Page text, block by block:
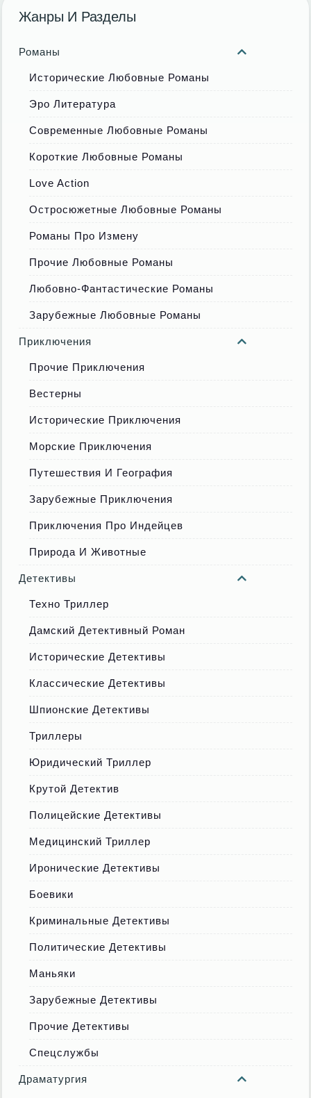
Жанры И Разделы
Романы
Исторические Любовные Романы
Эро Литература
Современные Любовные Романы
Короткие Любовные Романы
Love Action
Остросюжетные Любовные Романы
Романы Про Измену
Прочие Любовные Романы
Любовно-Фантастические Романы
Зарубежные Любовные Романы
Приключения
Прочие Приключения
Вестерны
Исторические Приключения
Морские Приключения
Путешествия И География
Зарубежные Приключения
Приключения Про Индейцев
Природа И Животные
Детективы
Техно Триллер
Дамский Детективный Роман
Исторические Детективы
Классические Детективы
Шпионские Детективы
Триллеры
Юридический Триллер
Крутой Детектив
Полицейские Детективы
Медицинский Триллер
Иронические Детективы
Боевики
Криминальные Детективы
Политические Детективы
Маньяки
Зарубежные Детективы
Прочие Детективы
Спецслужбы
Драматургия